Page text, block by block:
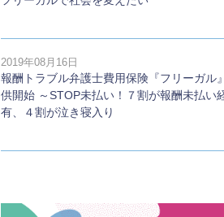
2019年08月16日
報酬トラブル弁護士費用保険『フリーガル
供開始 ～STOP未払い！７割が報酬未払い
有、４割が泣き寝入り